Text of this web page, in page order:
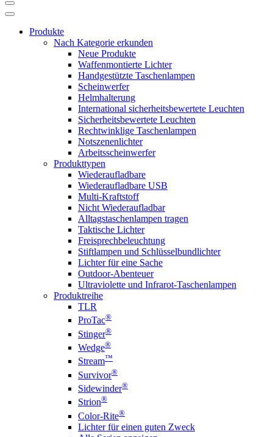
Produkte
Nach Kategorie erkunden
Neue Produkte
Waffenmontierte Lichter
Handgestützte Taschenlampen
Scheinwerfer
Helmhalterung
International sicherheitsbewertete Leuchten
Sicherheitsbewertete Leuchten
Rechtwinklige Taschenlampen
Notszenenlichter
Arbeitsscheinwerfer
Produkttypen
Wiederaufladbare
Wiederaufladbare USB
Multi-Kraftstoff
Nicht Wiederaufladbar
Alltagstaschenlampen tragen
Taktische Lichter
Freisprechbeleuchtung
Stiftlampen und Schlüsselbundlichter
Lichter für eine Sache
Outdoor-Abenteuer
Ultraviolette und Infrarot-Taschenlampen
Produktreihe
TLR
ProTac®
Stinger®
Wedge®
Stream™
Survivor®
Sidewinder®
Strion®
Color-Rite®
Lichter für einen guten Zweck